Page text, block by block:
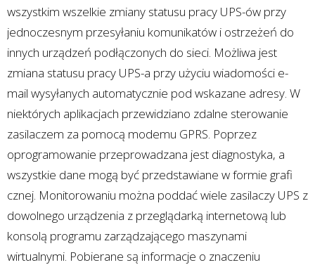
wszystkim wszelkie zmiany statusu pracy UPS-ów przy
jednoczesnym przesyłaniu komunikatów i ostrzeżeń do
innych urządzeń podłączonych do sieci. Możliwa jest
zmiana statusu pracy UPS-a przy użyciu wiadomości e-
mail wysyłanych automatycznie pod wskazane adresy. W
niektórych aplikacjach przewidziano zdalne sterowanie
zasilaczem za pomocą modemu GPRS. Poprzez
oprogramowanie przeprowadzana jest diagnostyka, a
wszystkie dane mogą być przedstawiane w formie grafi
cznej. Monitorowaniu można poddać wiele zasilaczy UPS z
dowolnego urządzenia z przeglądarką internetową lub
konsolą programu zarządzającego maszynami
wirtualnymi. Pobierane są informacje o znaczeniu